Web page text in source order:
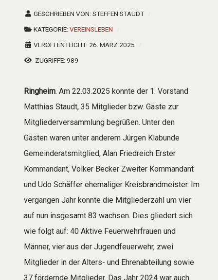
GESCHRIEBEN VON: STEFFEN STAUDT
KATEGORIE: VEREINSLEBEN
VERÖFFENTLICHT: 26. MÄRZ 2025
ZUGRIFFE: 989
Ringheim. Am 22.03.2025 konnte der 1. Vorstand
Matthias Staudt, 35 Mitglieder bzw. Gäste zur
Mitgliederversammlung begrüßen. Unter den
Gästen waren unter anderem Jürgen Klabunde
Gemeinderatsmitglied, Alan Friedreich Erster
Kommandant, Volker Becker Zweiter Kommandant
und Udo Schäffer ehemaliger Kreisbrandmeister. Im
vergangen Jahr konnte die Mitgliederzahl um vier
auf nun insgesamt 83 wachsen. Dies gliedert sich
wie folgt auf: 40 Aktive Feuerwehrfrauen und
Männer, vier aus der Jugendfeuerwehr, zwei
Mitglieder in der Alters- und Ehrenabteilung sowie
37 fördernde Mitglieder. Das Jahr 2024 war auch